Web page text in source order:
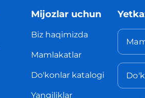
Mijozlar uchun
Biz haqimizda
Mamlakatlar
Do'konlar katalogi
Yangiliklar